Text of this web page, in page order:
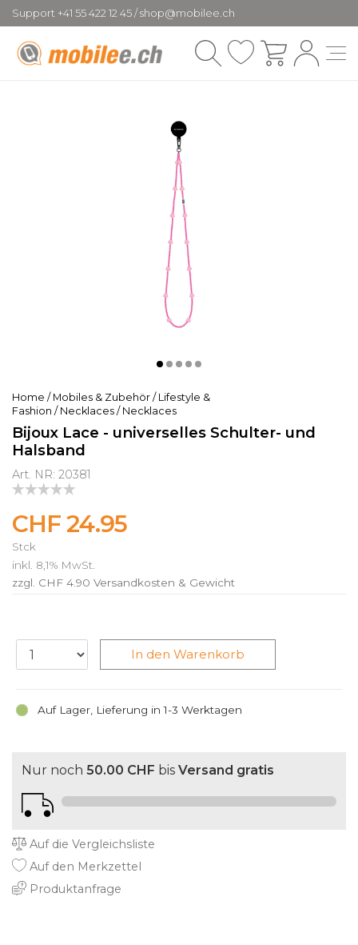
Support +41 55 422 12 45 / shop@mobilee.ch
Home / Mobiles & Zubehör / Lifestyle &
Fashion / Necklaces / Necklaces
Bijoux Lace - universelles Schulter- und
Halsband
Art. NR: 20381
CHF 24.95
Stck
inkl. 8,1% MwSt.
zzgl. CHF 4.90 Versandkosten & Gewicht
Auf Lager, Lieferung in 1-3 Werktagen
In den Warenkorb
Nur noch 50.00 CHF bis Versand gratis
Auf die Vergleichsliste
Auf den Merkzettel
Produktanfrage